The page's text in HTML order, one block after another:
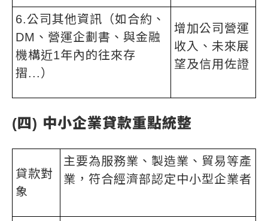
6.公司其他資訊（如合約、
DM、營運企劃書、與金融
機構近1年內的往來存
摺...）
增加公司營運
收入、未來展
望及信用佐證
(四) 中小企業貸款重點統整
貸款對
象
主要為服務業、製造業、貿易等產
業，符合經濟部認定中小型企業者